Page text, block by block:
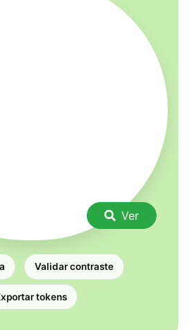
Ver
Validar contraste
tokens